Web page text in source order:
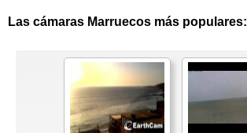
Las cámaras Marruecos más populares: